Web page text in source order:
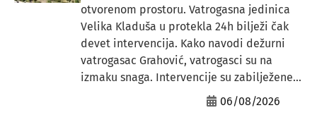
otvorenom prostoru. Vatrogasna jedinica
Velika Kladuša u protekla 24h bilježi čak
devet intervencija. Kako navodi dežurni
vatrogasac Grahović, vatrogasci su na
izmaku snaga. Intervencije su zabilježene...
06/08/2026